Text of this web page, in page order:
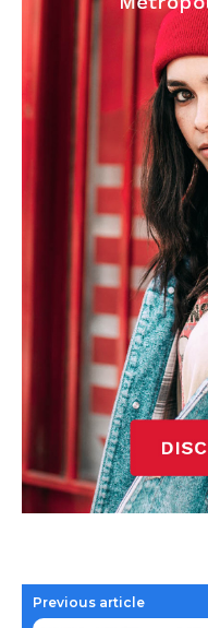
Previous article